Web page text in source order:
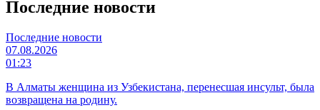
Последние новости
Последние новости
07.08.2026
01:23
В Алматы женщина из Узбекистана, перенесшая инсульт, была
возвращена на родину.